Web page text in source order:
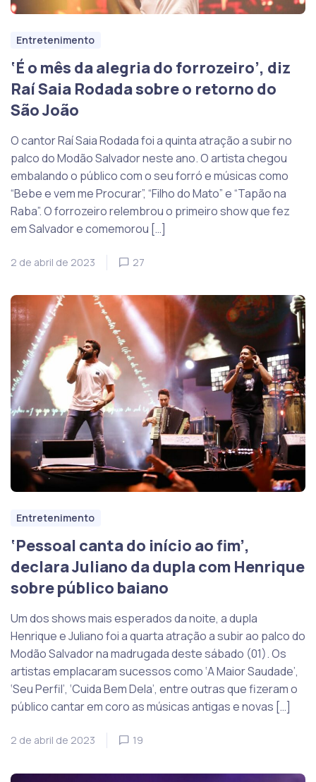
Entretenimento
‘É o mês da alegria do forrozeiro’, diz
Raí Saia Rodada sobre o retorno do
São João
O cantor Raí Saia Rodada foi a quinta atração a subir no
palco do Modão Salvador neste ano. O artista chegou
embalando o público com o seu forró e músicas como
“Bebe e vem me Procurar”, “Filho do Mato” e “Tapão na
Raba”. O forrozeiro relembrou o primeiro show que fez
em Salvador e comemorou […]
2 de abril de 2023 27
Entretenimento
‘Pessoal canta do início ao fim’,
declara Juliano da dupla com Henrique
sobre público baiano
Um dos shows mais esperados da noite, a dupla
Henrique e Juliano foi a quarta atração a subir ao palco do
Modão Salvador na madrugada deste sábado (01). Os
artistas emplacaram sucessos como ‘A Maior Saudade’,
‘Seu Perfil’, ‘Cuida Bem Dela’, entre outras que fizeram o
público cantar em coro as músicas antigas e novas […]
2 de abril de 2023 19